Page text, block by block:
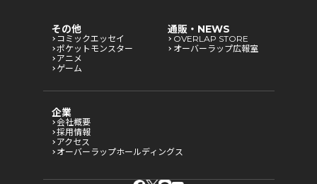
その他
コミックエッセイ
ポケットモンスター
アニメ
ゲーム
通販・NEWS
OVERLAP STORE
オーバーラップ広報室
企業
会社概要
採用情報
アクセス
オーバーラップホールディングス